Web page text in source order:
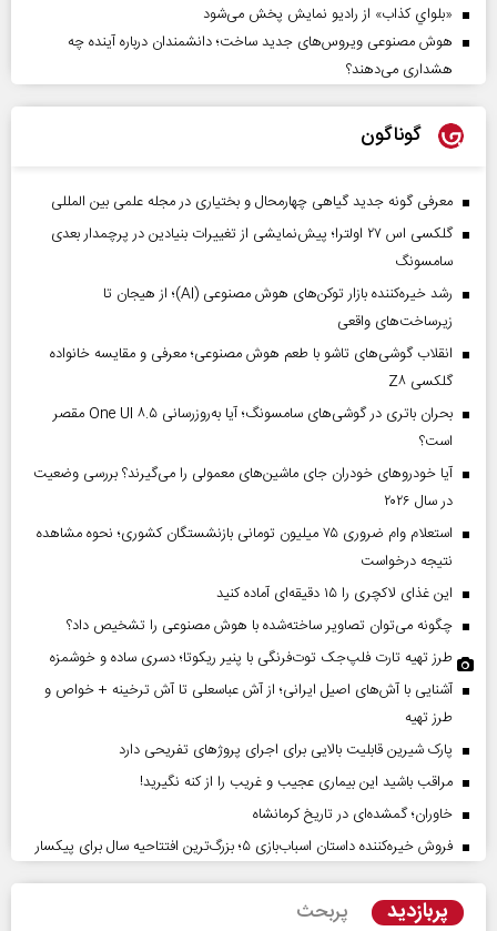
«بلواي کذاب» از رادیو نمایش پخش می‌شود
هوش مصنوعی ویروس‌های جدید ساخت؛ دانشمندان درباره آینده چه
هشداری می‌دهند؟
گوناگون
معرفی گونه جدید گیاهی چهارمحال و بختیاری در مجله علمی بین المللی
گلکسی اس ۲۷ اولترا؛ پیش‌نمایشی از تغییرات بنیادین در پرچمدار بعدی
سامسونگ
رشد خیره‌کننده بازار توکن‌های هوش مصنوعی (AI)؛ از هیجان تا
زیرساخت‌های واقعی
انقلاب گوشی‌های تاشو‌ با طعم هوش مصنوعی؛ معرفی و مقایسه خانواده
گلکسی Z۸
بحران باتری در گوشی‌های سامسونگ؛ آیا به‌روزرسانی One UI ۸.۵ مقصر
است؟
آیا خودروهای خودران جای ماشین‌های معمولی را می‌گیرند؟ بررسی وضعیت
در سال ۲۰۲۶
استعلام وام ضروری ۷۵ میلیون تومانی بازنشستگان کشوری؛ نحوه مشاهده
نتیجه درخواست
این غذای لاکچری را ۱۵ دقیقه‌ای آماده کنید
چگونه می‌توان تصاویر ساخته‌شده با هوش مصنوعی را تشخیص داد؟
طرز تهیه تارت فلپ‌جک توت‌فرنگی با پنیر ریکوتا؛ دسری ساده و خوشمزه
آشنایی با آش‌های اصیل ایرانی؛ از آش عباسعلی تا آش ترخینه + خواص و
طرز تهیه
پارک شیرین قابلیت‌ بالایی برای اجرای پروژهای تفریحی دارد
مراقب باشید این بیماری عجیب و غریب را از کنه نگیرید!
خاوران؛ گمشده‌ای در تاریخ کرمانشاه
فروش خیره‌کننده داستان اسباب‌بازی ۵؛ بزرگ‌ترین افتتاحیه سال برای پیکسار
پربازدید پربحث